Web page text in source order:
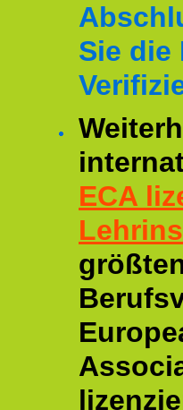
Sie die
ECA